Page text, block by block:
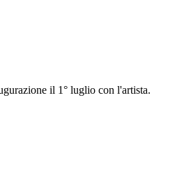
il 1° luglio con l'artista.